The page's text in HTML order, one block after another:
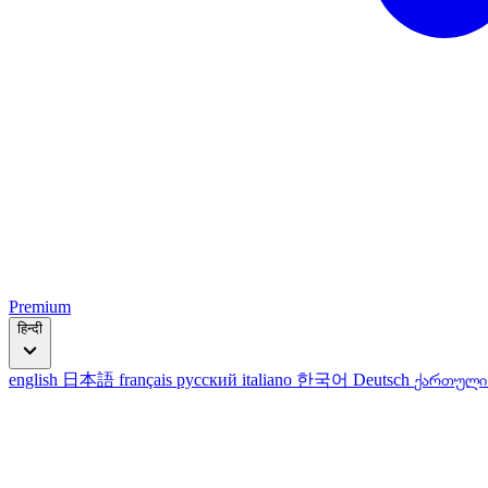
Premium
हिन्दी
english 日本語 français русский italiano 한국어 Deutsch ქართული